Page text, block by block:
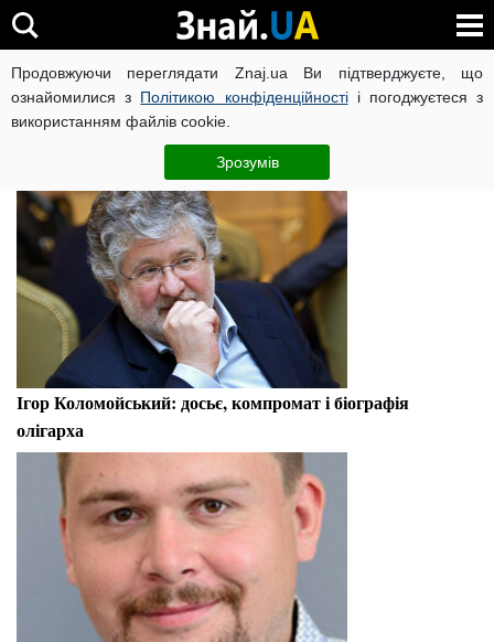
Продовжуючи переглядати Znaj.ua Ви підтверджуєте, що
ознайомилися з Політикою конфіденційностіі погоджуєтеся з
використанням файлів cookie.
Зрозумів
Ігор Коломойський
Досьє
Ігор Коломойський: досьє, компромат і біографія
олігарха